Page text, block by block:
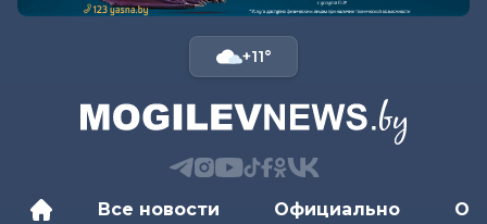
+11°
Все новости Официально